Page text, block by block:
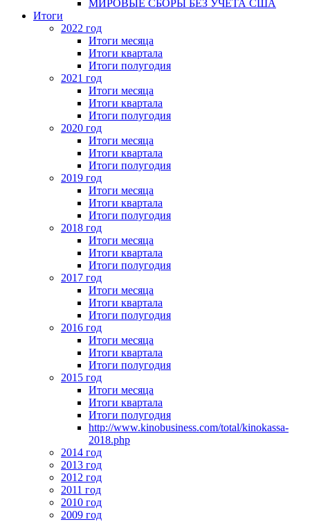
МИРОВЫЕ СБОРЫ БЕЗ УЧЕТА США
Итоги
2022 год
Итоги месяца
Итоги квартала
Итоги полугодия
2021 год
Итоги месяца
Итоги квартала
Итоги полугодия
2020 год
Итоги месяца
Итоги квартала
Итоги полугодия
2019 год
Итоги месяца
Итоги квартала
Итоги полугодия
2018 год
Итоги месяца
Итоги квартала
Итоги полугодия
2017 год
Итоги месяца
Итоги квартала
Итоги полугодия
2016 год
Итоги месяца
Итоги квартала
Итоги полугодия
2015 год
Итоги месяца
Итоги квартала
Итоги полугодия
http://www.kinobusiness.com/total/kinokassa-
2018.php
2014 год
2013 год
2012 год
2011 год
2010 год
2009 год